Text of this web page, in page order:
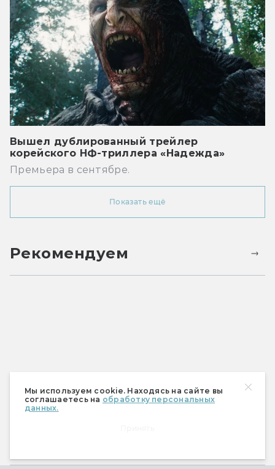
Мы используем cookie. Находясь на сайте вы
соглашаетесь на обработку персональных
данных.
Вышел дублированный трейлер
корейского НФ-триллера «Надежда»
Премьера в сентябре.
Показать ещё
Рекомендуем